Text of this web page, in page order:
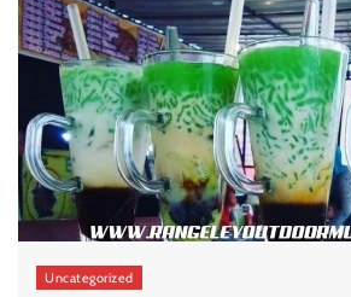
Uncategorized